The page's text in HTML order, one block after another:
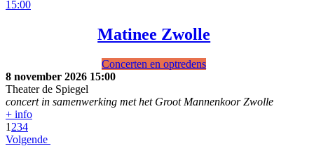
15:00
Matinee Zwolle
Concerten en optredens
8 november 2026 15:00
Theater de Spiegel
concert in samenwerking met het Groot Mannenkoor Zwolle
+ info
1 234
Volgende